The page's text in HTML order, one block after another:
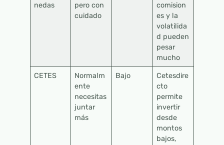
nedas
pero con
cuidado
comision
es y la
volatilida
d pueden
pesar
mucho
CETES
Normalm
ente
necesitas
juntar
más
Bajo
Cetesdire
cto
permite
invertir
desde
montos
bajos,